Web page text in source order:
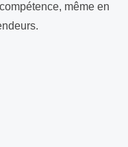
même en